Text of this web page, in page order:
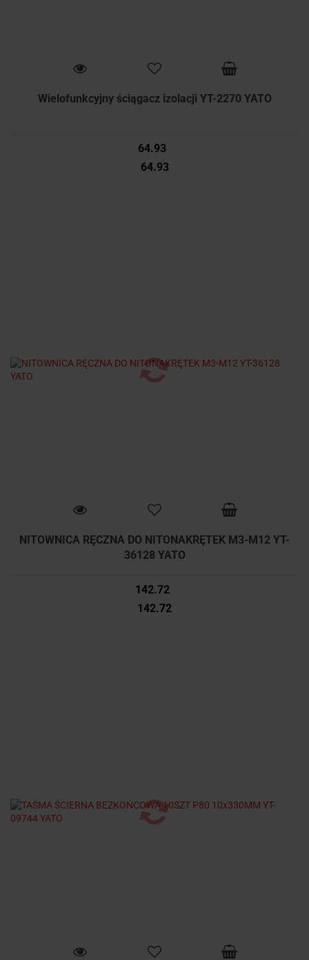
Wielofunkcyjny ściągacz izolacji YT-2270 YATO
64.93
64.93
NITOWNICA RĘCZNA DO NITONAKRĘTEK M3-M12 YT-
36128 YATO
142.72
142.72